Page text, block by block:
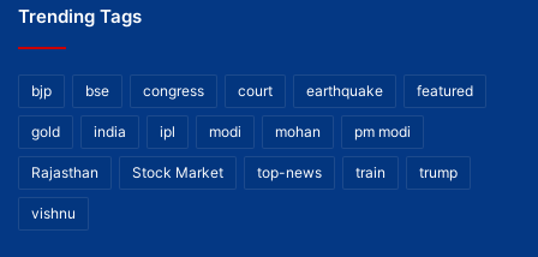
Trending Tags
bjp bse congress court earthquake featured
gold india ipl modi mohan pm modi
Rajasthan Stock Market top-news train trump
vishnu